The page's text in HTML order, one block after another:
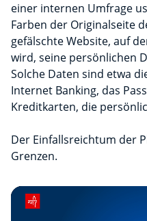
einer internen Umfrage
Farben der Originalseite
gefälschte Website, auf
wird, seine persönlichen
Solche Daten sind etwa
Internet Banking, das
Kreditkarten, die
Der Einfallsreichtum der
Grenzen.